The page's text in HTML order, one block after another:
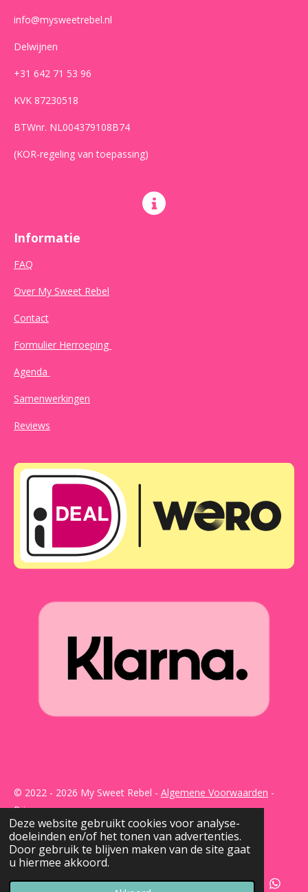
Deze website gebruikt cookies voor analyse-
doeleinden en/of het tonen van advertenties.
Door gebruik te blijven maken van de site gaat
u hiermee akkoord.
info@mysweetrebel.nl
Delwijnen
+31 642 71 53 96
KVK 87230518
BTWnr. NL004379108B74
(KOR-regeling van toepassing)
Informatie
FAQ
Over My Sweet Rebel
Contact
Formulier Herroeping
Agenda
Samenwerkingen
Reviews
© 2022 - 2026 My Sweet Rebel - Algemene Voorwaarden -
Privacy
Powered byJouwWeb